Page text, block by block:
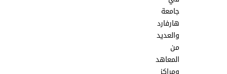
جامعة
هارفارد
والعديد
من
المعاهد